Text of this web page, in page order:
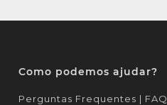
Como podemos ajudar?
Perguntas Frequentes | FAQ